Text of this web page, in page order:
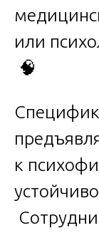
или
🧠
к